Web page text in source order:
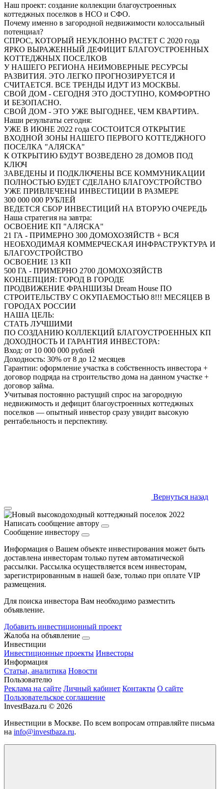
Наш проект: создание коллекции благоустроенных
коттеджных поселков в НСО и СФО.
Почему именно в загородной недвижимости колоссальный
потенциал?
СПРОС, КОТОРЫЙ НЕУКЛОННО РАСТЕТ С 2020 года
ЯРКО ВЫРАЖЕННЫЙ ДЕФИЦИТ БЛАГОУСТРОЕННЫХ
КОТТЕДЖНЫХ ПОСЕЛКОВ
У НАШЕГО РЕГИОНА НЕИМОВЕРНЫЕ РЕСУРСЫ
РАЗВИТИЯ. ЭТО ЛЕГКО ПРОГНОЗИРУЕТСЯ И
СЧИТАЕТСЯ. ВСЕ ТРЕНДЫ ИДУТ ИЗ МОСКВЫ.
СВОЙ ДОМ - СЕГОДНЯ ЭТО ДОСТУПНО, КОМФОРТНО
И БЕЗОПАСНО.
СВОЙ ДОМ - ЭТО УЖЕ ВЫГОДНЕЕ, ЧЕМ КВАРТИРА.
Наши результаты сегодня:
УЖЕ В ИЮНЕ 2022 года СОСТОИТСЯ ОТКРЫТИЕ
ВХОДНОЙ ЗОНЫ НАШЕГО ПЕРВОГО КОТТЕДЖНОГО
ПОСЕЛКА "АЛЯСКА"
К ОТКРЫТИЮ БУДУТ ВОЗВЕДЕНО 28 ДОМОВ ПОД
КЛЮЧ
ЗАВЕДЕНЫ И ПОДКЛЮЧЕНЫ ВСЕ КОММУНИКАЦИИ
ПОЛНОСТЬЮ БУДЕТ СДЕЛАНО БЛАГОУСТРОЙСТВО
УЖЕ ПРИВЛЕЧЕНЫ ИНВЕСТИЦИИ В РАЗМЕРЕ
300 000 000 РУБЛЕЙ
ВЕДЕТСЯ СБОР ИНВЕСТИЦИЙ НА ВТОРУЮ ОЧЕРЕДЬ
Наша стратегия на завтра:
ОСВОЕНИЕ КП "АЛЯСКА"
21 ГА - ПРИМЕРНО 300 ДОМОХОЗЯЙСТВ + ВСЯ
НЕОБХОДИМАЯ КОММЕРЧЕСКАЯ ИНФРАСТРУКТУРА И
БЛАГОУСТРОЙСТВО
ОСВОЕНИЕ 13 КП
500 ГА - ПРИМЕРНО 2700 ДОМОХОЗЯЙСТВ
КОНЦЕПЦИЯ: ГОРОД В ГОРОДЕ
ПРОДВИЖЕНИЕ ФРАНШИЗЫ Dream House ПО
СТРОИТЕЛЬСТВУ С ОКУПАЕМОСТЬЮ 8!!! МЕСЯЦЕВ В
ГОРОДАХ РОССИИ
НАША ЦЕЛЬ:
СТАТЬ ЛУЧШИМИ
ПО СОЗДАНИЮ КОЛЛЕКЦИЙ БЛАГОУСТРОЕННЫХ КП
ДОХОДНОСТЬ И ГАРАНТИЯ ИНВЕСТОРА:
Вход: от 10 000 000 рублей
Доходность: 30% от 8 до 12 месяцев
Гарантии: оформление участка в собственность инвестора +
договор подряда на строительство дома на данном участке +
договор займа.
Учитывая постоянно растущий спрос на загородную
недвижимость и дефицит благоустроенных коттеджных
поселков — опытный инвестор сразу увидит высокую
рентабельность и перспективу.
Вернуться назад
Написать сообщение автору
Сообщение инвестору
Информация о Вашем объекте инвестирования может быть
доставлена инвесторам только путем автоматической
рассылки. Рассылка осуществляется всем инвесторам,
зарегистрированным в нашей базе, только при оплате VIP
размещения.
Для поиска инвестора Вам необходимо разместить
объявление.
Добавить инвестиционный проект
Жалоба на объявление
Инвестиции
Инвестиционные проекты Инвесторы
Информация
Статьи, аналитика Новости
Пользователю
Реклама на сайте Личный кабинет Контакты О сайте
Пользовательское соглашение
InvestBaza.ru © 2026
Инвестиции в Москве. По всем вопросам отправляйте письма
на info@investbaza.ru.